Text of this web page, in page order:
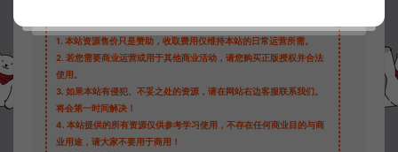
1. 本站资源售价只是赞助，收取费用仅维持本站的日常运营所需。
2. 若您需要商业运营或用于其他商业活动，请您购买正版授权并合法
使用。
3. 如果本站有侵犯、不妥之处的资源，请在网站右边客服联系我们。
将会第一时间解决！
4. 本站提供的所有资源仅供参考学习使用，不存在任何商业目的与商
业用途，请大家不要用于商用！